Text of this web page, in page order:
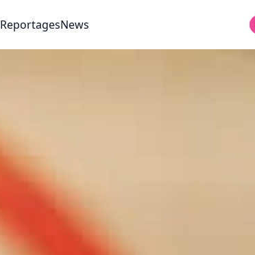
ReportagesNews